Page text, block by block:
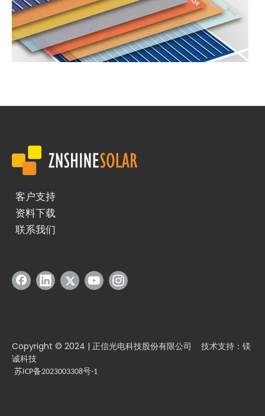
石墨烯被誉为21世纪最具革命性的新材料，因其卓越的性能而被称
客户支持
资料下载
联系我们
Copyright © 2024 | 正信光电科技股份有限公司 技术支持：镁
诚科技
苏ICP备2023003308号-1